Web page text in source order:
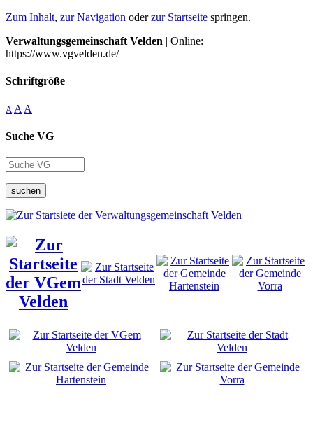
Zum Inhalt, zur Navigation oderzur Startseite springen.
Verwaltungsgemeinschaft Velden | Online:
https://www.vgvelden.de/
Schriftgröße
A A A
Suche VG
suchen